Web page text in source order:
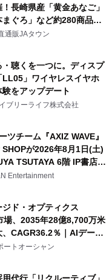
長崎県産「黄金あなご」
ぐろ」など約280商品を
１０日の定例企画～
通販JAタウン
・聴くを一つに。ディスプ
LL05」ワイヤレスイヤホ
をアップデート
ブリーライフ株式会社
ツチーム『AXIZ WAVE』
SHOPが2026年8月1日(土)
TSUTAYA 6階 IP書店で
！Entertainment
ジド・オプティクス
場、2035年28億8,700万米
、CAGR36.2％｜AIデータ
速光通信需要が成長を加
ートオーシャン
代行「リクルーティブ」